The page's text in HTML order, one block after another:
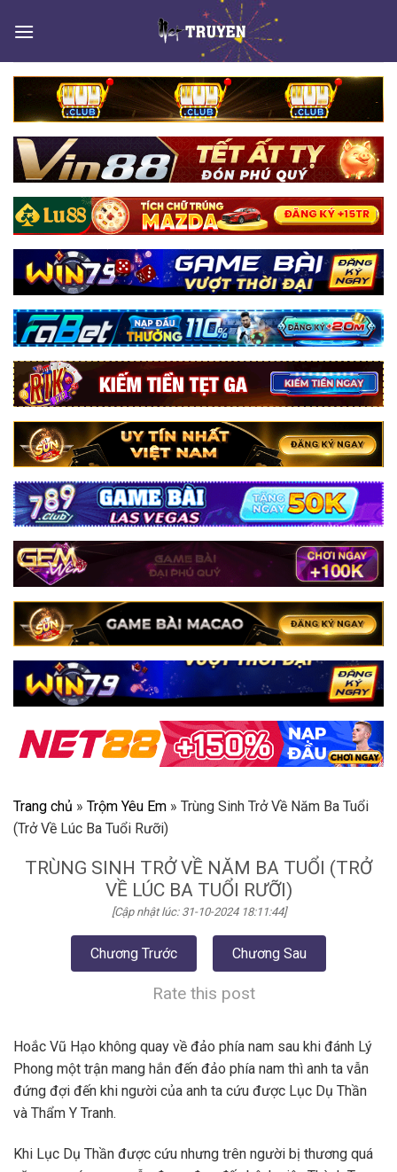
Trang chủ » Trộm Yêu Em » Trùng Sinh Trở Về Năm Ba Tuổi
(Trở Về Lúc Ba Tuổi Rưỡi)
TRÙNG SINH TRỞ VỀ NĂM BA TUỔI (TRỞ
VỀ LÚC BA TUỔI RƯỠI)
[Cập nhật lúc: 31-10-2024 18:11:44]
Chương Trước Chương Sau
Rate this post
Hoắc Vũ Hạo không quay về đảo phía nam sau khi đánh Lý
Phong một trận mang hắn đến đảo phía nam thì anh ta vẫn
đứng đợi đến khi người của anh ta cứu được Lục Dụ Thần
và Thẩm Y Tranh.
Khi Lục Dụ Thần được cứu nhưng trên người bị thương quá